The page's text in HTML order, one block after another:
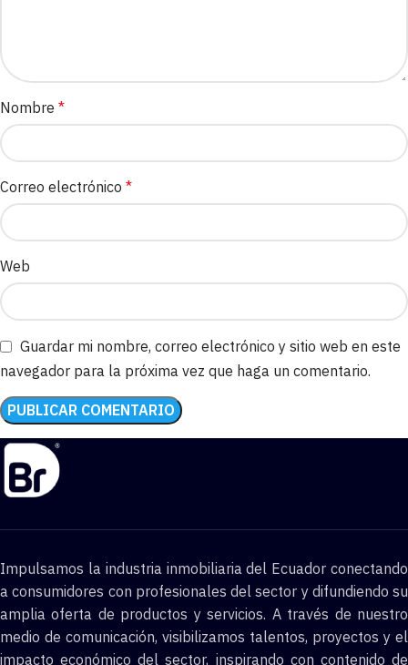
Nombre *
Correo electrónico *
Web
Guardar mi nombre, correo electrónico y sitio web en este
navegador para la próxima vez que haga un comentario.
Impulsamos la industria inmobiliaria del Ecuador conectando
a consumidores con profesionales del sector y difundiendo su
amplia oferta de productos y servicios. A través de nuestro
medio de comunicación, visibilizamos talentos, proyectos y el
impacto económico del sector, inspirando con contenido de